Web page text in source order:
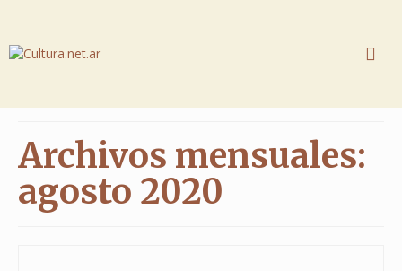
Archivos mensuales:
agosto 2020